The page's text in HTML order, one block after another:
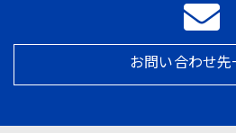
お問い合わせ先